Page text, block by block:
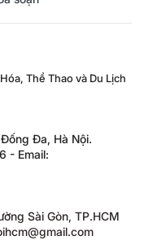
Thể Thao và Du Lịch
Đa, Hà Nội.
- Email:
Sài Gòn, TP.HCM